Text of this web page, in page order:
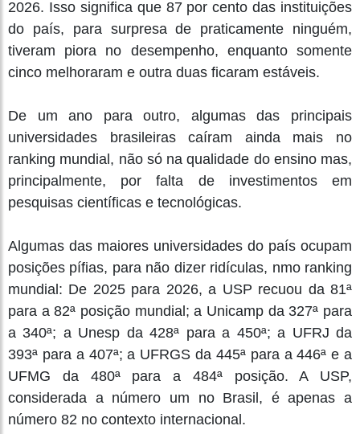
2026. Isso significa que 87 por cento das instituições
do país, para surpresa de praticamente ninguém,
tiveram piora no desempenho, enquanto somente
cinco melhoraram e outra duas ficaram estáveis.
De um ano para outro, algumas das principais
universidades brasileiras caíram ainda mais no
ranking mundial, não só na qualidade do ensino mas,
principalmente, por falta de investimentos em
pesquisas científicas e tecnológicas.
Algumas das maiores universidades do país ocupam
posições pífias, para não dizer ridículas, nmo ranking
mundial: De 2025 para 2026, a USP recuou da 81ª
para a 82ª posição mundial; a Unicamp da 327ª para
a 340ª; a Unesp da 428ª para a 450ª; a UFRJ da
393ª para a 407ª; a UFRGS da 445ª para a 446ª e a
UFMG da 480ª para a 484ª posição. A USP,
considerada a número um no Brasil, é apenas a
número 82 no contexto internacional.